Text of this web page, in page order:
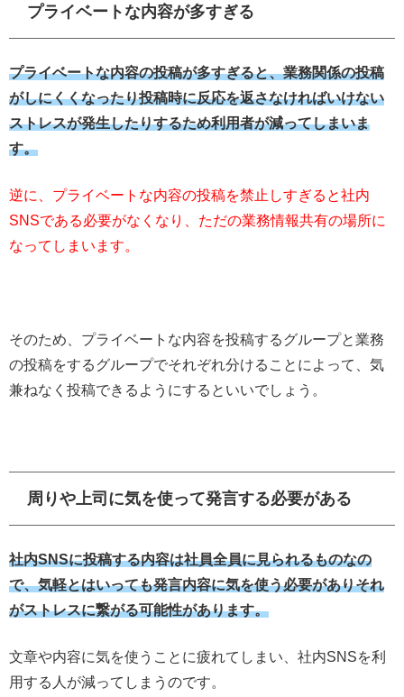
プライベートな内容が多すぎる
プライベートな内容の投稿が多すぎると、業務関係の投稿
がしにくくなったり投稿時に反応を返さなければいけない
ストレスが発生したりするため利用者が減ってしまいま
す。
逆に、プライベートな内容の投稿を禁止しすぎると社内
SNSである必要がなくなり、ただの業務情報共有の場所に
なってしまいます。
そのため、プライベートな内容を投稿するグループと業務
の投稿をするグループでそれぞれ分けることによって、気
兼ねなく投稿できるようにするといいでしょう。
周りや上司に気を使って発言する必要がある
社内SNSに投稿する内容は社員全員に見られるものなの
で、気軽とはいっても発言内容に気を使う必要がありそれ
がストレスに繋がる可能性があります。
文章や内容に気を使うことに疲れてしまい、社内SNSを利
用する人が減ってしまうのです。